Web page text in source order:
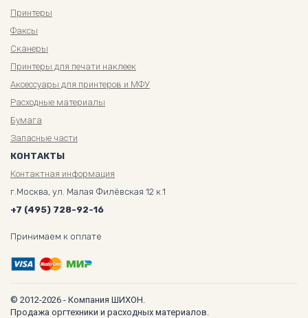
Принтеры
Факсы
Сканеры
Принтеры для печати наклеек
Аксессуары для принтеров и МФУ
Расходные материалы
Бумага
Запасные части
КОНТАКТЫ
Контактная информация
г.Москва, ул. Малая Филёвская 12 к.1
+7 (495) 728-92-16
Принимаем к оплате
© 2012-2026 - Компания ШИХОН.
Продажа оргтехники и расходных материалов.